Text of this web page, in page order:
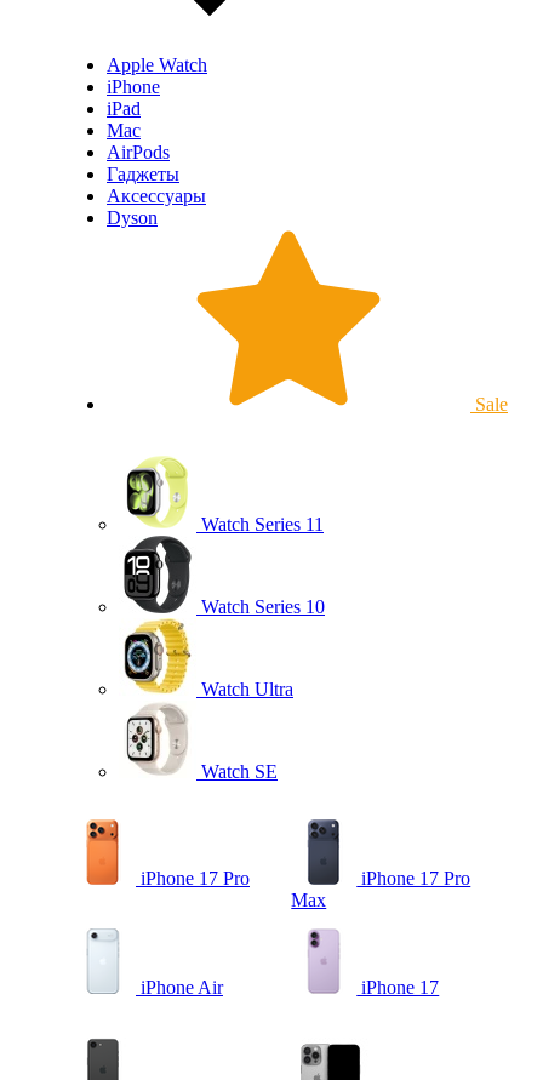
Apple Watch
iPhone
iPad
Mac
AirPods
Гаджеты
Аксессуары
Dyson
Sale
Watch Series 11
Watch Series 10
Watch Ultra
Watch SE
iPhone 17 Pro
iPhone 17 Pro
Max
iPhone Air iPhone 17